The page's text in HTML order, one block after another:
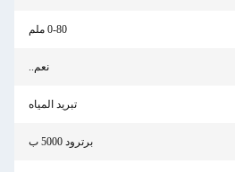
0-80 ملم
نعم..
تبريد المياه
برترود 5000 ب